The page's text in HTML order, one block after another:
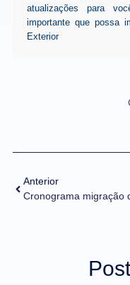
atualizações para
importante que possa
Exterior
Anterior